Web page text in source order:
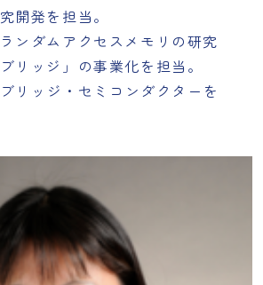
開発を担当。
ンダムアクセスメモリの研究
リッジ」の事業化を担当。
リッジ・セミコンダクターを